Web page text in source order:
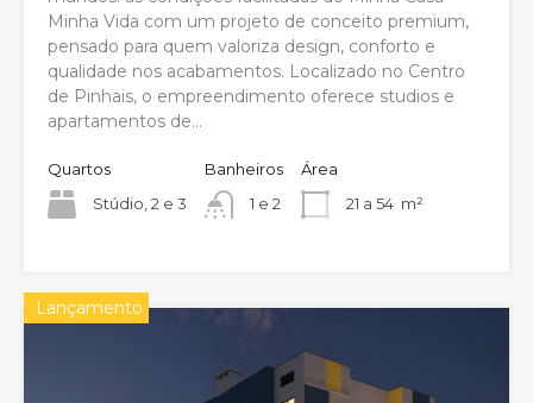
Minha Vida com um projeto de conceito premium,
pensado para quem valoriza design, conforto e
qualidade nos acabamentos. Localizado no Centro
de Pinhais, o empreendimento oferece studios e
apartamentos de...
Quartos
Stúdio, 2 e 3
Banheiros
1 e 2
Área
21 a 54 m²
Lançamento